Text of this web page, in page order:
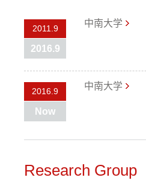
2011.9
2016.9
中南大学
2016.9
Now
中南大学
Research Group